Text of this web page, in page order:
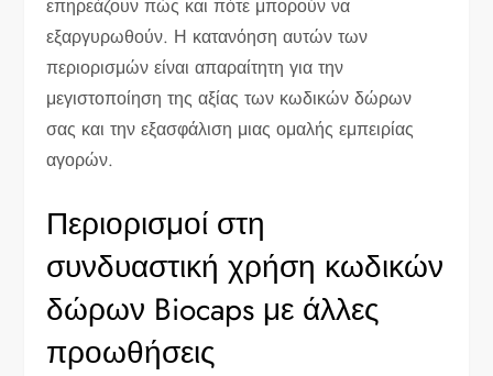
επηρεάζουν πώς και πότε μπορούν να
εξαργυρωθούν. Η κατανόηση αυτών των
περιορισμών είναι απαραίτητη για την
μεγιστοποίηση της αξίας των κωδικών δώρων
σας και την εξασφάλιση μιας ομαλής εμπειρίας
αγορών.
Περιορισμοί στη
συνδυαστική χρήση κωδικών
δώρων Biocaps με άλλες
προωθήσεις